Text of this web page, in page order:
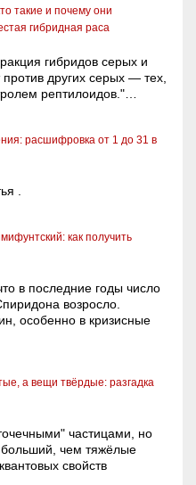
такие и почему они
гибридная раса
гибридов серых и
других серых — тех,
рептилоидов."…
расшифровка от 1 до 31 в
.
как получить
в последние годы число
возросло.
особенно в кризисные
а вещи твёрдые: разгадка
частицами, но
чем тяжёлые
свойств